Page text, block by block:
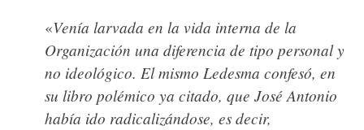
«Venía larvada en la vida interna de la
Organización una diferencia de tipo personal y
no ideológico. El mismo Ledesma confesó, en
su libro polémico ya citado, que José Antonio
había ido radicalizándose, es decir,